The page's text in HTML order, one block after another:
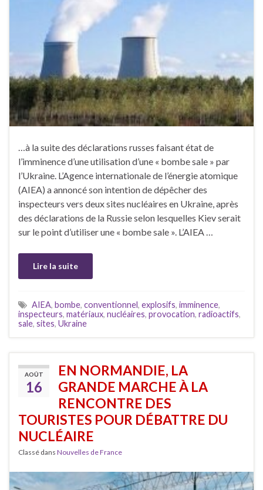
…à la suite des déclarations russes faisant état de
l’imminence d’une utilisation d’une « bombe sale » par
l’Ukraine. L’Agence internationale de l’énergie atomique
(AIEA) a annoncé son intention de dépêcher des
inspecteurs vers deux sites nucléaires en Ukraine, après
des déclarations de la Russie selon lesquelles Kiev serait
sur le point d’utiliser une « bombe sale ». L’AIEA …
Lire la suite
AIEA, bombe, conventionnel, explosifs, imminence,
inspecteurs, matériaux, nucléaires, provocation, radioactifs,
sale, sites, Ukraine
AOÛT
16
EN NORMANDIE, LA
GRANDE MARCHE À LA
RENCONTRE DES
TOURISTES POUR DÉBATTRE DU
NUCLÉAIRE
Classé dans Nouvelles de France